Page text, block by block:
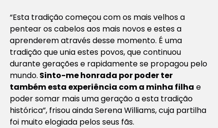
“Esta tradição começou com os mais velhos a
pentear os cabelos aos mais novos e estes a
aprenderem através desse momento. É uma
tradição que unia estes povos, que continuou
durante gerações e rapidamente se propagou pelo
mundo. Sinto-me honrada por poder ter
também esta experiência com a minha filha e
poder somar mais uma geração a esta tradição
histórica”, frisou ainda Serena Williams, cuja partilha
foi muito elogiada pelos seus fãs.